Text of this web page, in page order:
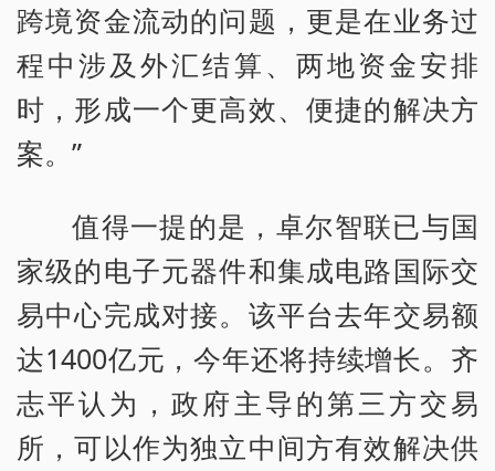
跨境资金流动的问题，更是在业务过
程中涉及外汇结算、两地资金安排
时，形成一个更高效、便捷的解决方
案。”
值得一提的是，卓尔智联已与国
家级的电子元器件和集成电路国际交
易中心完成对接。该平台去年交易额
达1400亿元，今年还将持续增长。齐
志平认为，政府主导的第三方交易
所，可以作为独立中间方有效解决供